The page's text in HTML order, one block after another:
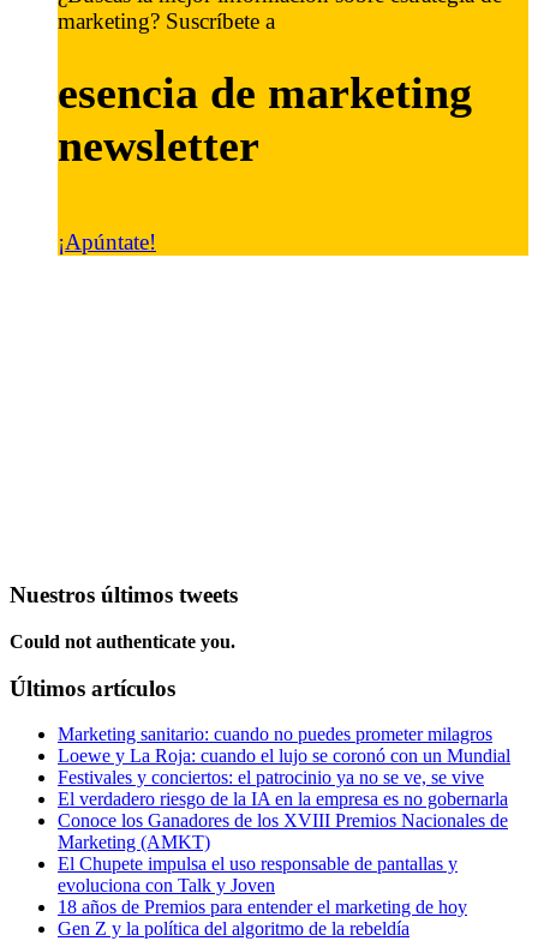
marketing? Suscríbete a
esencia de marketing
newsletter
¡Apúntate!
Nuestros últimos tweets
Could not authenticate you.
Últimos artículos
Marketing sanitario: cuando no puedes prometer milagros
Loewe y La Roja: cuando el lujo se coronó con un Mundial
Festivales y conciertos: el patrocinio ya no se ve, se vive
El verdadero riesgo de la IA en la empresa es no gobernarla
Conoce los Ganadores de los XVIII Premios Nacionales de
Marketing (AMKT)
El Chupete impulsa el uso responsable de pantallas y
evoluciona con Talk y Joven
18 años de Premios para entender el marketing de hoy
Gen Z y la política del algoritmo de la rebeldía